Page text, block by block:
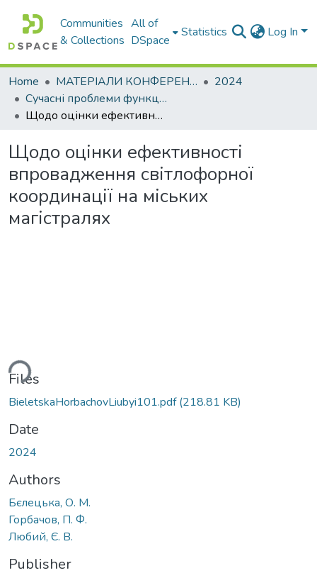
Communities
& Collections
All of
DSpace
Statistics Log In
Home МАТЕРІАЛИ КОНФЕРЕНЦІЙ
2024
Сучасні проблеми функціонування логістичних систем. Сталий розвиток транспортних систем: наука і практика
Щодо оцінки ефективності впровадження світлофорної координації на міських магістралях
Щодо оцінки ефективності
впровадження світлофорної
координації на міських
магістралях
Files
BieletskaHorbachovLiubyi101.pdf(218.81 KB)
Date
2024
Authors
Бєлецька, О. М.
Горбачов, П. Ф.
Любий, Є. В.
Publisher